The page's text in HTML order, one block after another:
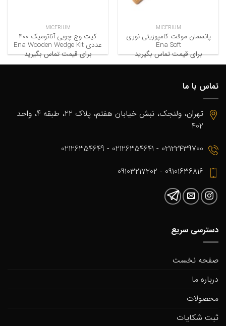
MICERIUM
پانسمان موقت کامپوزیتی نوری
Ena Soft
برای قیمت تماس بگیرید
MICERIUM
کیت وج چوبی آناتومیک ۴۰۰
عددی Ena Wooden Wedge Kit
برای قیمت تماس بگیرید
تماس با ما
تهران، ولنجک، نبش خیابان هفتم، پلاک 22، طبقه 4، واحد
402
02122439700 - 02126354641 - 02126354649
09101636816 - 09103217202
دسترسی سریع
صفحه نخست
درباره ما
محصولات
ثبت شکایات